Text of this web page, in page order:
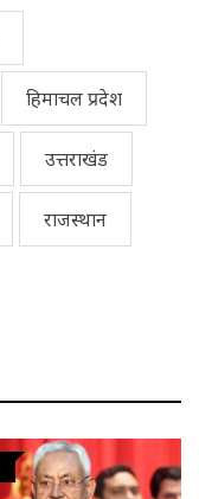
हिमाचल प्रदेश
उत्तराखंड
राजस्थान